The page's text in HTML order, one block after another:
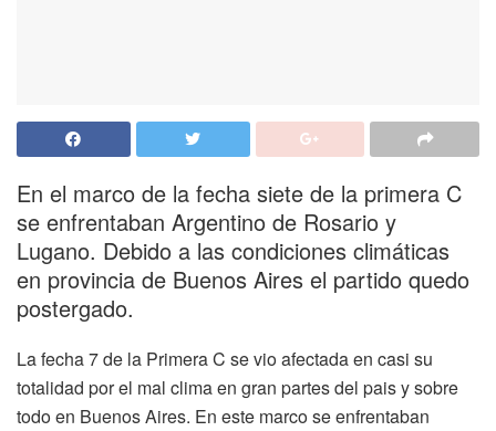
En el marco de la fecha siete de la primera C
se enfrentaban Argentino de Rosario y
Lugano. Debido a las condiciones climáticas
en provincia de Buenos Aires el partido quedo
postergado.
La fecha 7 de la Primera C se vio afectada en casi su
totalidad por el mal clima en gran partes del pais y sobre
todo en Buenos Aires. En este marco se enfrentaban